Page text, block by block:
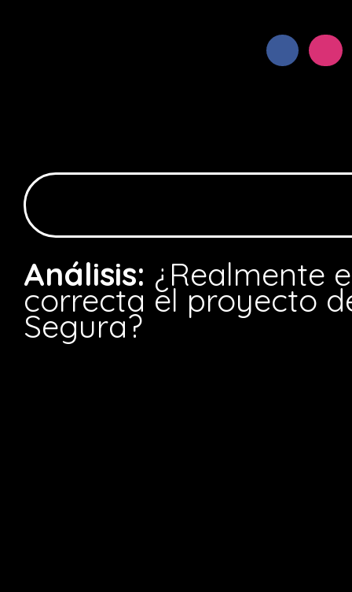
Análisis: ¿Realmente
correcta el proyecto
Segura?